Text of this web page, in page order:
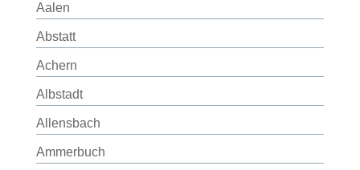
Aalen
Abstatt
Achern
Albstadt
Allensbach
Ammerbuch